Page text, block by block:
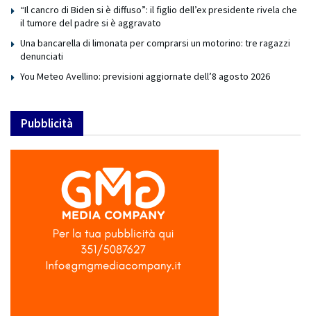
“Il cancro di Biden si è diffuso”: il figlio dell’ex presidente rivela che
il tumore del padre si è aggravato
Una bancarella di limonata per comprarsi un motorino: tre ragazzi
denunciati
You Meteo Avellino: previsioni aggiornate dell’8 agosto 2026
Pubblicità